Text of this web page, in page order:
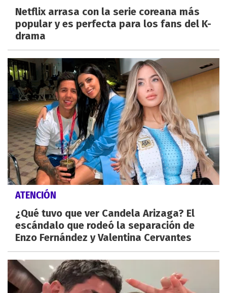
Netflix arrasa con la serie coreana más
popular y es perfecta para los fans del K-
drama
ATENCIÓN
¿Qué tuvo que ver Candela Arizaga? El
escándalo que rodeó la separación de
Enzo Fernández y Valentina Cervantes